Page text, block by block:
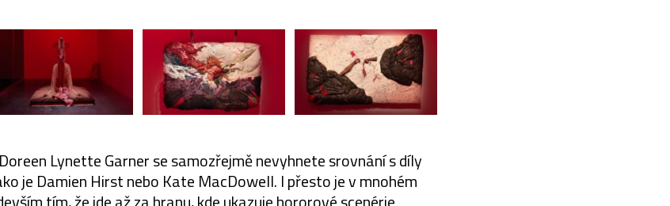
Lynette Garner se samozřejmě nevyhnete srovnání s díly
je Damien Hirst nebo Kate MacDowell. I přesto je v mnohém